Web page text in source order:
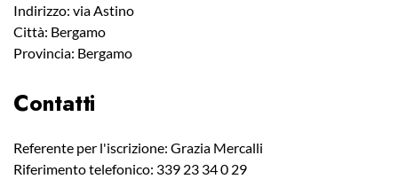
Indirizzo: via Astino
Città: Bergamo
Provincia: Bergamo
Contatti
Referente per l'iscrizione: Grazia Mercalli
Riferimento telefonico: 339 23 34 0 29